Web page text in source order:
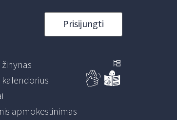
Prisijungti
kalendorius
apmokestinimas